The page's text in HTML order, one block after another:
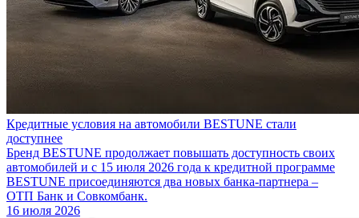
Кредитные условия на автомобили BESTUNE стали
доступнее
Бренд BESTUNE продолжает повышать доступность своих
автомобилей и с 15 июля 2026 года к кредитной программе
BESTUNE присоединяются два новых банка-партнера –
ОТП Банк и Совкомбанк.
16 июля 2026